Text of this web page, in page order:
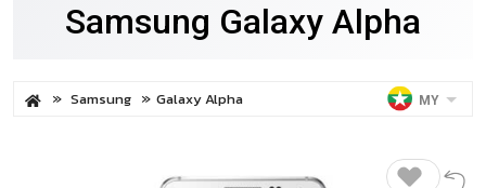
Samsung Galaxy Alpha
Samsung Galaxy Alpha MY